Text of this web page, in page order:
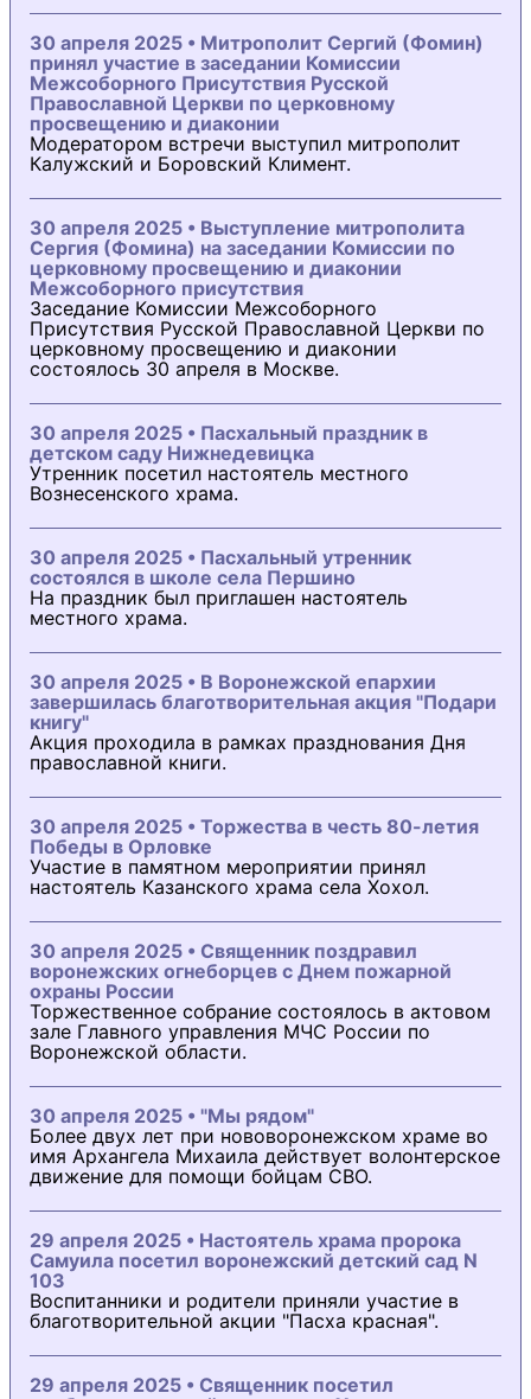
30 апреля 2025 • Митрополит Сергий (Фомин)
принял участие в заседании Комиссии
Межсоборного Присутствия Русской
Православной Церкви по церковному
просвещению и диаконии
Модератором встречи выступил митрополит
Калужский и Боровский Климент.
30 апреля 2025 • Выступление митрополита
Сергия (Фомина) на заседании Комиссии по
церковному просвещению и диаконии
Межсоборного присутствия
Заседание Комиссии Межсоборного
Присутствия Русской Православной Церкви по
церковному просвещению и диаконии
состоялось 30 апреля в Москве.
30 апреля 2025 • Пасхальный праздник в
детском саду Нижнедевицка
Утренник посетил настоятель местного
Вознесенского храма.
30 апреля 2025 • Пасхальный утренник
состоялся в школе села Першино
На праздник был приглашен настоятель
местного храма.
30 апреля 2025 • В Воронежской епархии
завершилась благотворительная акция "Подари
книгу"
Акция проходила в рамках празднования Дня
православной книги.
30 апреля 2025 • Торжества в честь 80-летия
Победы в Орловке
Участие в памятном мероприятии принял
настоятель Казанского храма села Хохол.
30 апреля 2025 • Священник поздравил
воронежских огнеборцев с Днем пожарной
охраны России
Торжественное собрание состоялось в актовом
зале Главного управления МЧС России по
Воронежской области.
30 апреля 2025 • "Мы рядом"
Более двух лет при нововоронежском храме во
имя Архангела Михаила действует волонтерское
движение для помощи бойцам СВО.
29 апреля 2025 • Настоятель храма пророка
Самуила посетил воронежский детский сад N
103
Воспитанники и родители приняли участие в
благотворительной акции "Пасха красная".
29 апреля 2025 • Священник посетил